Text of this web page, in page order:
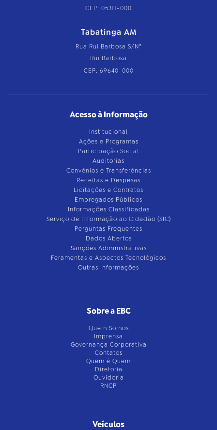
CEP: 05311-000
Tabatinga AM
Rua Rui Barbosa S/Nº
Rui Barbosa
CEP: 69640-000
Acesso à Informação
Institucional
Ações e Programas
Participação Social
Auditorias
Convênios e Transferências
Receitas e Despesas
Licitações e Contratos
Empregados Públicos
Informações Classificadas
Serviço de Informação ao Cidadão (SIC)
Perguntas Frequentes
Dados Abertos
Sanções Administrativas
Feramentas e Aspectos Tecnológicos
Outras Informações
Sobre a EBC
Quem Somos
Imprensa
Governança Corporativa
Contatos
Quem é Quem
Diretoria
Ouvidoria
RNCP
Veículos